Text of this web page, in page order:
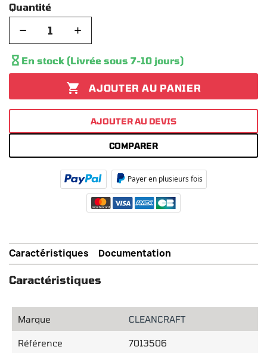
Quantité
− +
 En stock (Livrée sous 7-10 jours)
 AJOUTER AU PANIER
AJOUTER AU DEVIS
COMPARER
Payer en plusieurs fois
Caractéristiques Documentation
Caractéristiques
Marque CLEANCRAFT
Référence 7013506